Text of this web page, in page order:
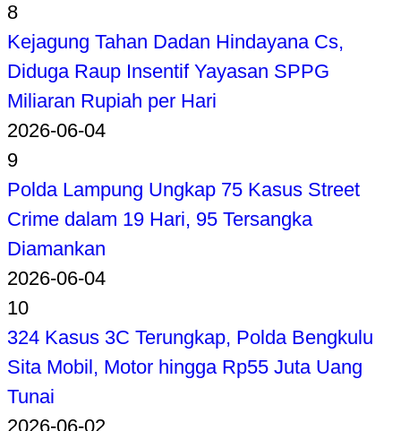
8
Kejagung Tahan Dadan Hindayana Cs,
Diduga Raup Insentif Yayasan SPPG
Miliaran Rupiah per Hari
2026-06-04
9
Polda Lampung Ungkap 75 Kasus Street
Crime dalam 19 Hari, 95 Tersangka
Diamankan
2026-06-04
10
324 Kasus 3C Terungkap, Polda Bengkulu
Sita Mobil, Motor hingga Rp55 Juta Uang
Tunai
2026-06-02